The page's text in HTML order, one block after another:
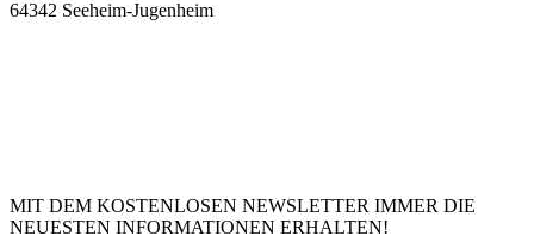
64342 Seeheim-Jugenheim
MIT DEM KOSTENLOSEN NEWSLETTER IMMER DIE
NEUESTEN INFORMATIONEN ERHALTEN!